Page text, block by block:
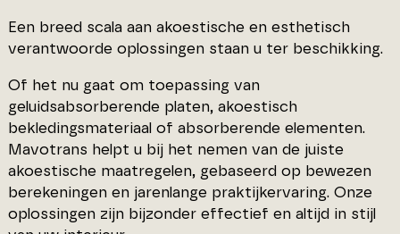
Een breed scala aan akoestische en esthetisch
verantwoorde oplossingen staan u ter beschikking.
Of het nu gaat om toepassing van
geluidsabsorberende platen, akoestisch
bekledingsmateriaal of absorberende elementen.
Mavotrans helpt u bij het nemen van de juiste
akoestische maatregelen, gebaseerd op bewezen
berekeningen en jarenlange praktijkervaring. Onze
oplossingen zijn bijzonder effectief en altijd in stijl